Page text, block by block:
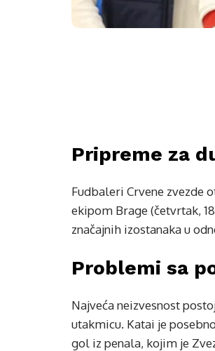
Pripreme za
Fudbaleri Crvene zvezde
ekipom Brage (četvrtak,
značajnih izostanaka u
Problemi sa
Najveća neizvesnost
utakmicu. Katai je
gol iz penala, kojim je